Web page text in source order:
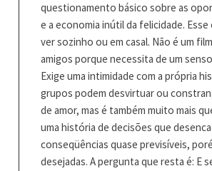
questionamento básico sobre as
e a economia inútil da felicidade. Esse
ver sozinho ou em casal. Não é um
amigos porque necessita de um
Exige uma intimidade com a própria
grupos podem desvirtuar ou
de amor, mas é também muito mais
uma história de decisões que
conseqüências quase previsíveis,
desejadas. A pergunta que resta é: E